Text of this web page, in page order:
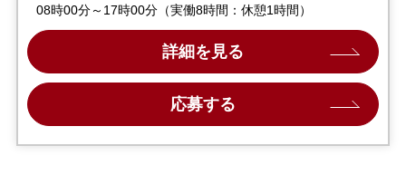
08時00分～17時00分（実働8時間：休憩1時間）
詳細を見る
応募する